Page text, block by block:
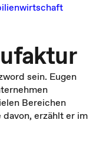
sein. Eugen
Bereichen
erzählt er im